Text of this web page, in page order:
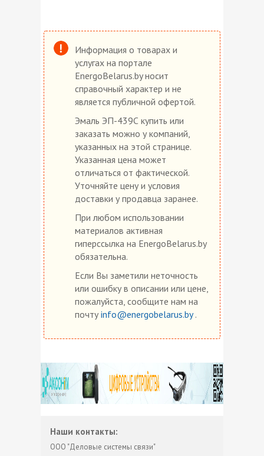
Информация о товарах и
услугах на портале
EnergoBelarus.by носит
справочный характер и не
является публичной офертой.
Эмаль ЭП-439С купить или
заказать можно у компаний,
указанных на этой странице.
Указанная цена может
отличаться от фактической.
Уточняйте цену и условия
доставки у продавца заранее.
При любом использовании
материалов активная
гиперссылка на EnergoBelarus.by
обязательна.
Если Вы заметили неточность
или ошибку в описании или цене,
пожалуйста, сообщите нам на
почту info@energobelarus.by.
Наши контакты:
ООО "Деловые системы связи"